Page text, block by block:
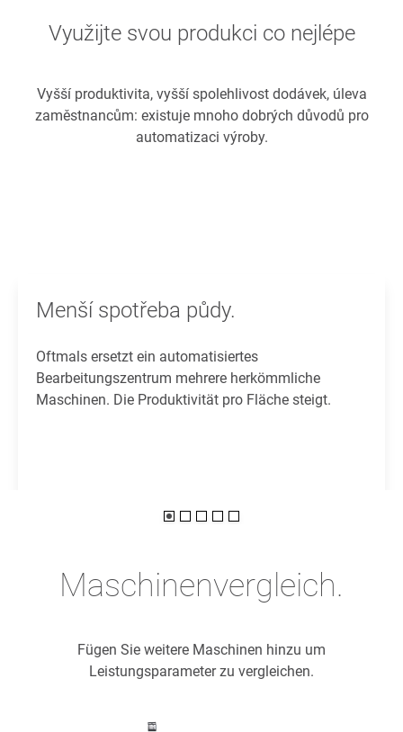
Využijte svou produkci co nejlépe
Vyšší produktivita, vyšší spolehlivost dodávek, úleva
zaměstnancům: existuje mnoho dobrých důvodů pro
automatizaci výroby.
Menší spotřeba půdy.
Oftmals ersetzt ein automatisiertes
Bearbeitungszentrum mehrere herkömmliche
Maschinen. Die Produktivität pro Fläche steigt.
Maschinenvergleich.
Fügen Sie weitere Maschinen hinzu um
Leistungsparameter zu vergleichen.